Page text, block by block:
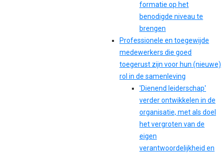
formatie op het
benodigde niveau te
brengen
Professionele en toegewijde
medewerkers die goed
toegerust zijn voor hun (nieuwe)
rol in de samenleving
'Dienend leiderschap'
verder ontwikkelen in de
organisatie, met als doel
het vergroten van de
eigen
verantwoordelijkheid en